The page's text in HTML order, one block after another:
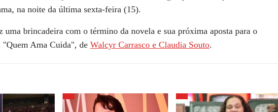
, na noite da última sexta-feira (15).
uma brincadeira com o término da novela e sua próxima aposta para o
"Quem Ama Cuida", de Walcyr Carrasco e Claudia Souto.